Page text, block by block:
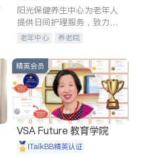
阳光保健养生中心为老年人
提供日间护理服务，致力于
通过持续的护理创新来有效
老年中心 养老院
精英会员
VSA Future 教育学院
iTalkBB精英认证